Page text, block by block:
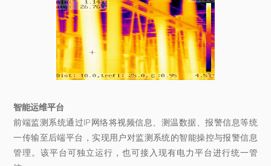
智能运维平台
前端监测系统通过IP网络将视频信息、测温数据、报警信息等统
一传输至后端平台，实现用户对监测系统的智能操控与报警信息
管理。该平台可独立运行，也可接入现有电力平台进行统一管